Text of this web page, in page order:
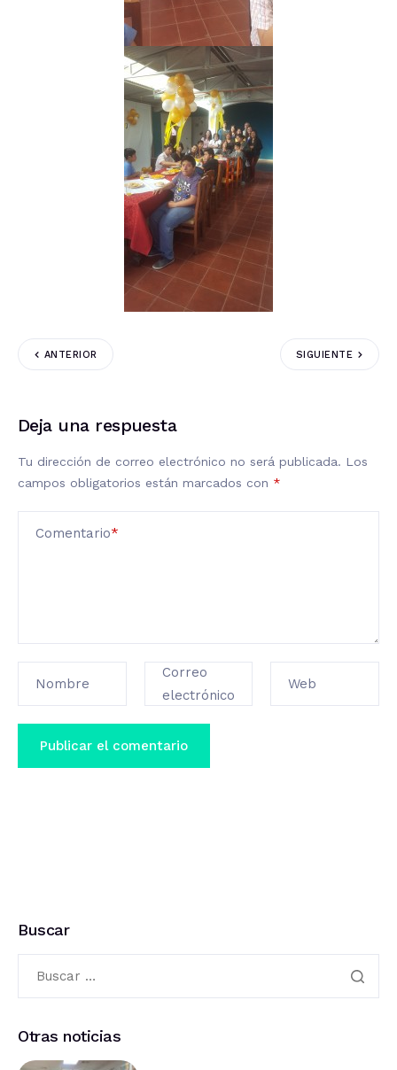
ANTERIOR SIGUIENTE
Deja una respuesta
Tu dirección de correo electrónico no será publicada. Los
campos obligatorios están marcados con *
Comentario*
Nombre
Correo
electrónico
Web
Buscar
Otras noticias